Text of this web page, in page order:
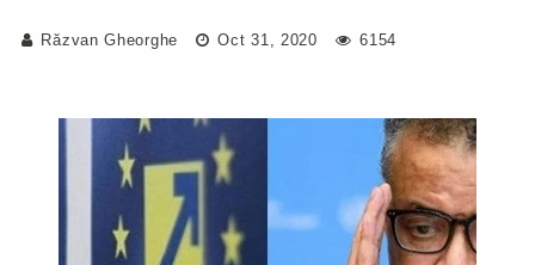
Răzvan Gheorghe Oct 31, 2020 6154